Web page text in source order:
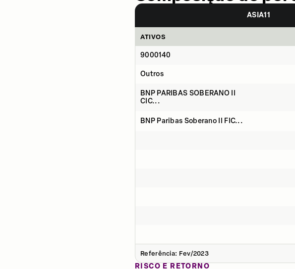
ASIA11
ATIVOS
9000140
Outros
BNP PARIBAS SOBERANO II
CIC...
BNP Paribas Soberano II FIC...
Referência: Fev/2023
RISCO E RETORNO